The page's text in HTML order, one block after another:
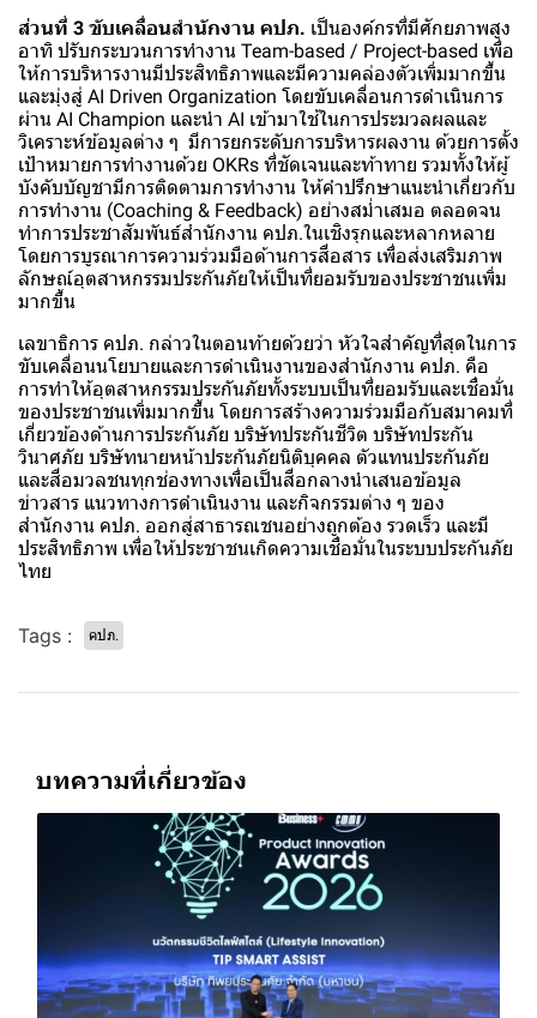
ส่วนที่ 3 ขับเคลื่อนสำนักงาน คปภ. เป็นองค์กรที่มีศักยภาพสูง
อาทิ ปรับกระบวนการทำงาน Team-based / Project-based เพื่อ
ให้การบริหารงานมีประสิทธิภาพและมีความคล่องตัวเพิ่มมากขึ้น
และมุ่งสู่ AI Driven Organization โดยขับเคลื่อนการดำเนินการ
ผ่าน AI Champion และนำ AI เข้ามาใช้ในการประมวลผลและ
วิเคราะห์ข้อมูลต่าง ๆ มีการยกระดับการบริหารผลงาน ด้วยการตั้ง
เป้าหมายการทำงานด้วย OKRs ที่ชัดเจนและท้าทาย รวมทั้งให้ผู้
บังคับบัญชามีการติดตามการทำงาน ให้คำปรึกษาแนะนำเกี่ยวกับ
การทำงาน (Coaching & Feedback) อย่างสม่ำเสมอ ตลอดจน
ทำการประชาสัมพันธ์สำนักงาน คปภ.ในเชิงรุกและหลากหลาย
โดยการบูรณาการความร่วมมือด้านการสื่อสาร เพื่อส่งเสริมภาพ
ลักษณ์อุตสาหกรรมประกันภัยให้เป็นที่ยอมรับของประชาชนเพิ่ม
มากขึ้น
เลขาธิการ คปภ. กล่าวในตอนท้ายด้วยว่า หัวใจสำคัญที่สุดในการ
ขับเคลื่อนนโยบายและการดำเนินงานของสำนักงาน คปภ. คือ
การทำให้อุตสาหกรรมประกันภัยทั้งระบบเป็นที่ยอมรับและเชื่อมั่น
ของประชาชนเพิ่มมากขึ้น โดยการสร้างความร่วมมือกับสมาคมที่
เกี่ยวข้องด้านการประกันภัย บริษัทประกันชีวิต บริษัทประกัน
วินาศภัย บริษัทนายหน้าประกันภัยนิติบุคคล ตัวแทนประกันภัย
และสื่อมวลชนทุกช่องทางเพื่อเป็นสื่อกลางนำเสนอข้อมูล
ข่าวสาร แนวทางการดำเนินงาน และกิจกรรมต่าง ๆ ของ
สำนักงาน คปภ. ออกสู่สาธารณชนอย่างถูกต้อง รวดเร็ว และมี
ประสิทธิภาพ เพื่อให้ประชาชนเกิดความเชื่อมั่นในระบบประกันภัย
ไทย
Tags : คปภ.
บทความที่เกี่ยวข้อง